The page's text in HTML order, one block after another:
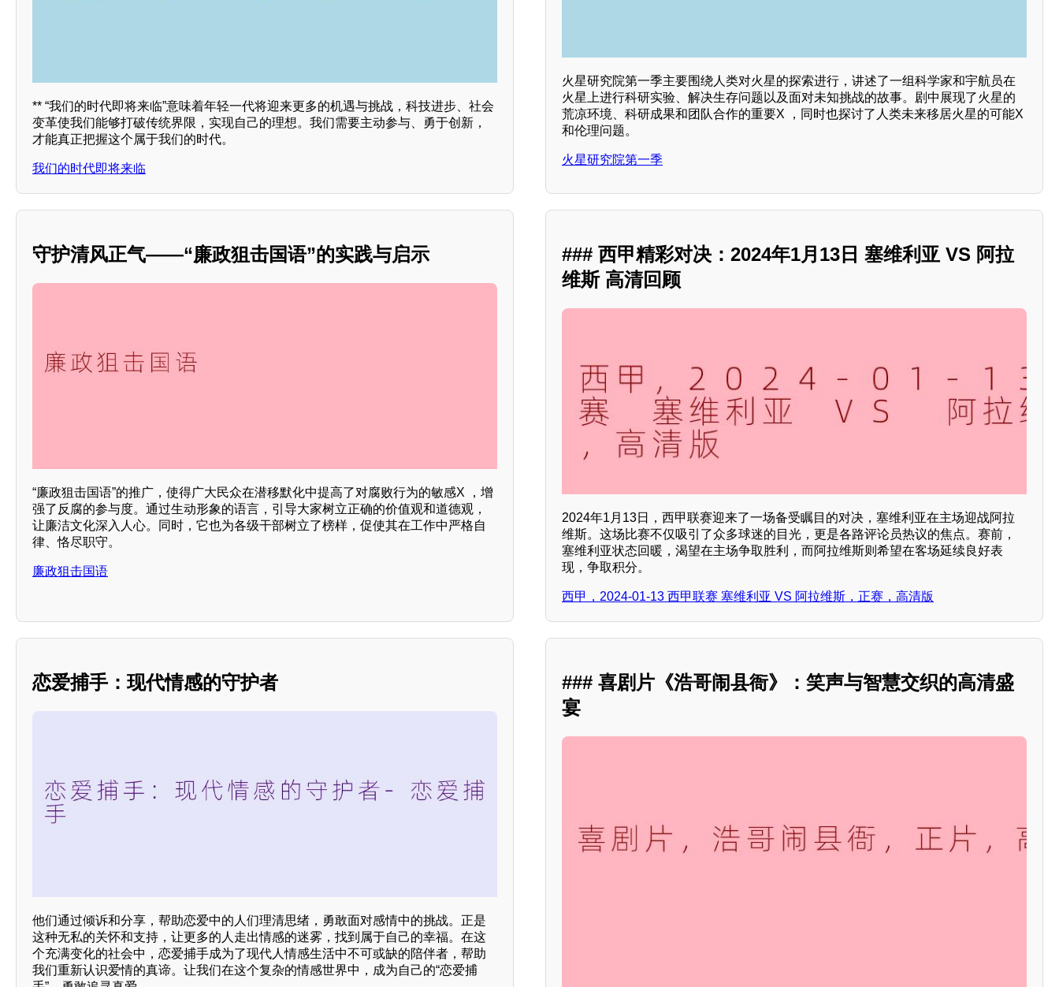
** “我们的时代即将来临”意味着年轻一代将迎来更多的机遇与挑战，科技进步、社会
变革使我们能够打破传统界限，实现自己的理想。我们需要主动参与、勇于创新，
才能真正把握这个属于我们的时代。
我们的时代即将来临
火星研究院第一季主要围绕人类对火星的探索进行，讲述了一组科学家和宇航员在
火星上进行科研实验、解决生存问题以及面对未知挑战的故事。剧中展现了火星的
荒凉环境、科研成果和团队合作的重要X ，同时也探讨了人类未来移居火星的可能X
和伦理问题。
火星研究院第一季
守护清风正气——“廉政狙击国语”的实践与启示
“廉政狙击国语”的推广，使得广大民众在潜移默化中提高了对腐败行为的敏感X ，增
强了反腐的参与度。通过生动形象的语言，引导大家树立正确的价值观和道德观，
让廉洁文化深入人心。同时，它也为各级干部树立了榜样，促使其在工作中严格自
律、恪尽职守。
廉政狙击国语
### 西甲精彩对决：2024年1月13日 塞维利亚 VS 阿拉
维斯 高清回顾
2024年1月13日，西甲联赛迎来了一场备受瞩目的对决，塞维利亚在主场迎战阿拉
维斯。这场比赛不仅吸引了众多球迷的目光，更是各路评论员热议的焦点。赛前，
塞维利亚状态回暖，渴望在主场争取胜利，而阿拉维斯则希望在客场延续良好表
现，争取积分。
西甲，2024-01-13 西甲联赛 塞维利亚 VS 阿拉维斯，正赛，高清版
恋爱捕手：现代情感的守护者
他们通过倾诉和分享，帮助恋爱中的人们理清思绪，勇敢面对感情中的挑战。正是
这种无私的关怀和支持，让更多的人走出情感的迷雾，找到属于自己的幸福。在这
个充满变化的社会中，恋爱捕手成为了现代人情感生活中不可或缺的陪伴者，帮助
我们重新认识爱情的真谛。让我们在这个复杂的情感世界中，成为自己的“恋爱捕
### 喜剧片《浩哥闹县衙》：笑声与智慧交织的高清盛
宴